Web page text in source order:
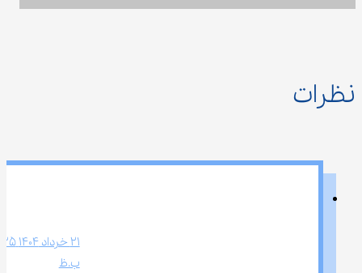
نظرات
ب.ظ